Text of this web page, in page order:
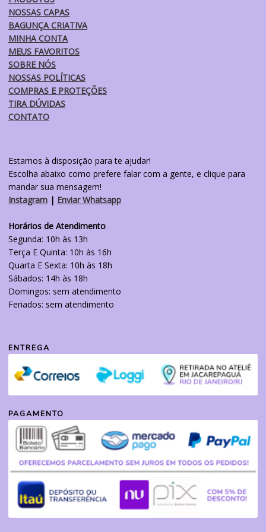
NOSSAS CAPAS
BAGUNÇA CRIATIVA
MINHA CONTA
MEUS FAVORITOS
SOBRE NÓS
NOSSAS POLÍTICAS
COMPRAS E PROTEÇÕES
TIRA DÚVIDAS
CONTATO
Estamos à disposição para te ajudar!
Escolha abaixo como prefere falar com a gente, e clique para
mandar sua mensagem!
Instagram | Enviar Whatsapp
Horários de Atendimento
Segunda: 10h às 13h
Terça E Quinta: 10h às 16h
Quarta E Sexta: 10h às 18h
Sábados: 14h às 18h
Domingos: sem atendimento
Feriados: sem atendimento
ENTREGA
PAGAMENTO